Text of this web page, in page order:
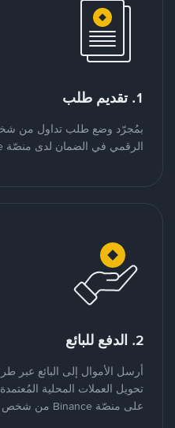
1. تقديم طلب
بمُجرّد وضع طلب تداول من
الرقمي في الضمان لدى منصّة Binance من شخص لشخص.
2. الدفع للبائع
أرسل الأموال إلى البائع عبر
تحويل العملات المحلية
على منصّة Binance من شخص لشخص.